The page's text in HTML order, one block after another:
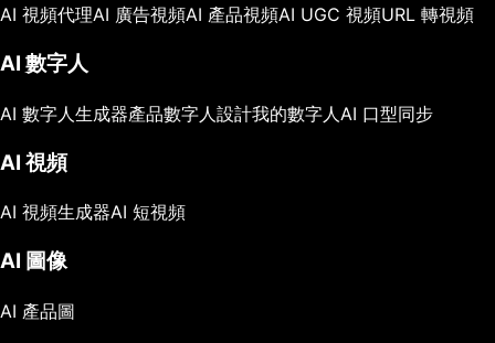
AI 視頻代理AI 廣告視頻AI 產品視頻AI UGC 視頻URL 轉視頻
AI 數字人
AI 數字人生成器產品數字人 設計我的數字人 AI 口型同步
AI 視頻
AI 視頻生成器AI 短視頻
AI 圖像
AI 產品圖